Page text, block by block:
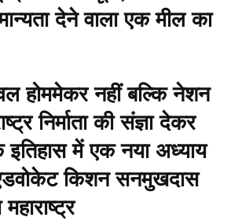
देने वाला एक मील का
होममेकर नहीं बल्कि नेशन
निर्माता की संज्ञा देकर
इतिहास में एक नया अध्याय
किशन सनमुखदास
महाराष्ट्र